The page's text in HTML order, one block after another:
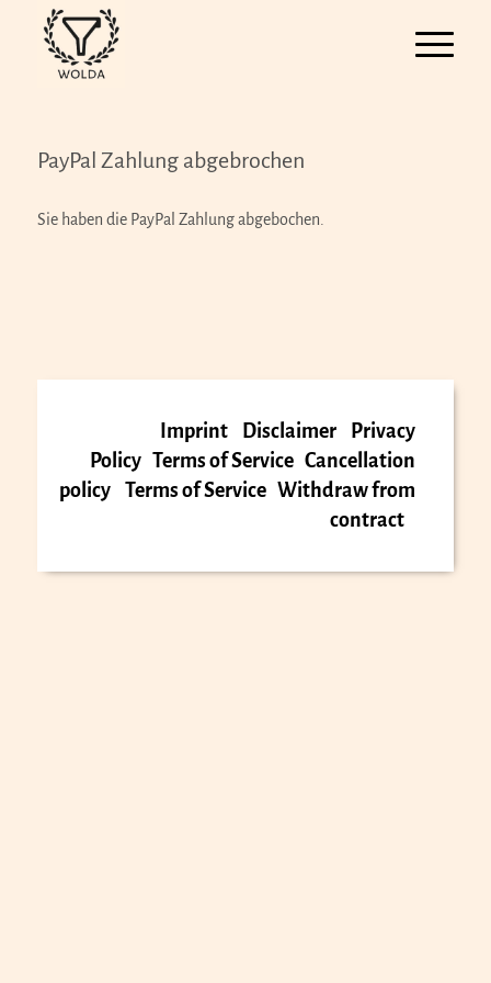
PayPal Zahlung abgebrochen
Sie haben die PayPal Zahlung abgebochen.
Imprint Disclaimer
Privacy
Policy Terms of Service Cancellation
policy
Terms of Service Withdraw from
contract